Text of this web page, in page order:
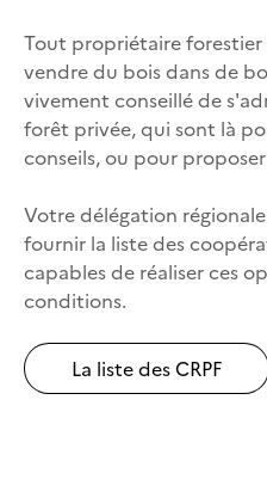
Tout propriétaire
vendre du bois dans de
vivement conseillé de
forêt privée, qui sont là
conseils, ou pour
Votre délégation
fournir la liste des
capables de réaliser ces
conditions.
La liste des CRPF